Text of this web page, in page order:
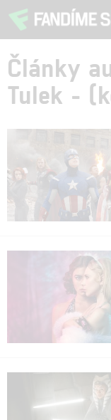
Články
Tulek -